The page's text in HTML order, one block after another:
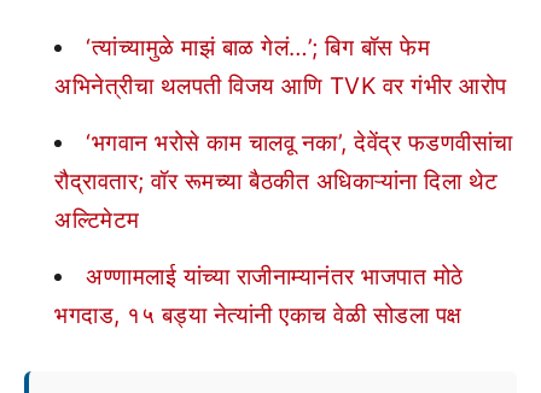
‘त्यांच्यामुळे माझं बाळ गेलं…’; बिग बॉस फेम
अभिनेत्रीचा थलपती विजय आणि TVK वर गंभीर आरोप
‘भगवान भरोसे काम चालवू नका’, देवेंद्र फडणवीसांचा
रौद्रावतार; वॉर रूमच्या बैठकीत अधिकाऱ्यांना दिला थेट
अल्टिमेटम
अण्णामलाई यांच्या राजीनाम्यानंतर भाजपात मोठे
भगदाड, १५ बड्या नेत्यांनी एकाच वेळी सोडला पक्ष